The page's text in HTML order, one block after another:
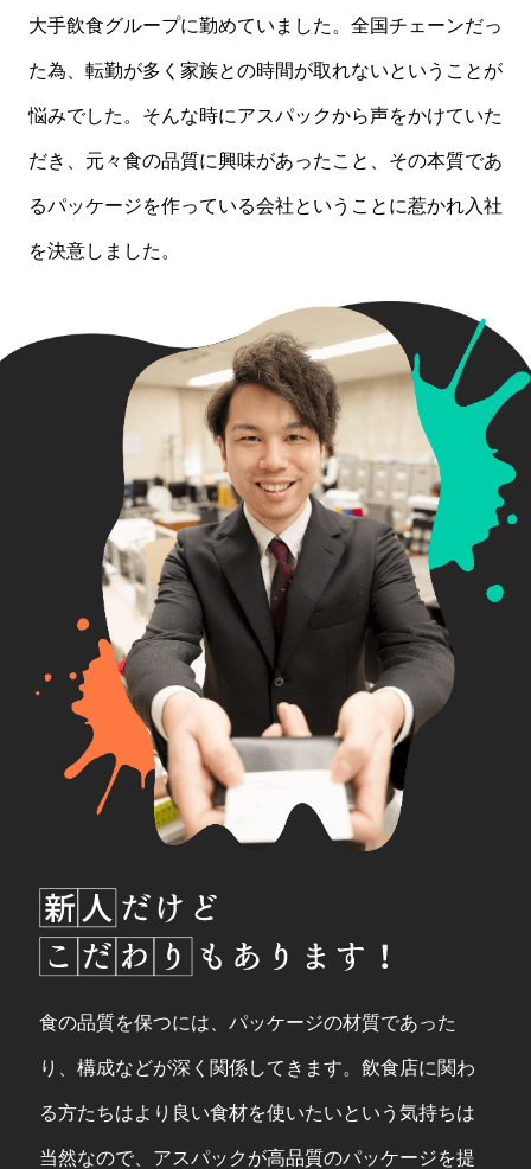
大手飲食グループに勤めていました。全国チェーンだっ
た為、転勤が多く家族との時間が取れないということが
悩みでした。そんな時にアスパックから声をかけていた
だき、元々食の品質に興味があったこと、その本質であ
るパッケージを作っている会社ということに惹かれ入社
を決意しました。
食の品質を保つには、パッケージの材質であった
り、構成などが深く関係してきます。飲食店に関わ
る方たちはより良い食材を使いたいという気持ちは
当然なので、アスパックが高品質のパッケージを提